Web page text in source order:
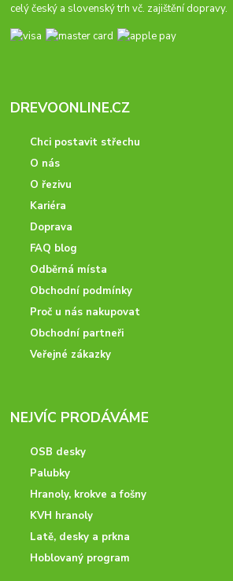
celý český a slovenský trh vč. zajištění dopravy.
DREVOONLINE.CZ
Chci postavit střechu
O nás
O řezivu
Kariéra
Doprava
FAQ blog
Odběrná místa
Obchodní podmínky
Proč u nás nakupovat
Obchodní partneři
Veřejné zákazky
NEJVÍC PRODÁVÁME
OSB desky
Palubky
Hranoly, krokve a fošny
KVH hranoly
Latě, desky a prkna
Hoblovaný program